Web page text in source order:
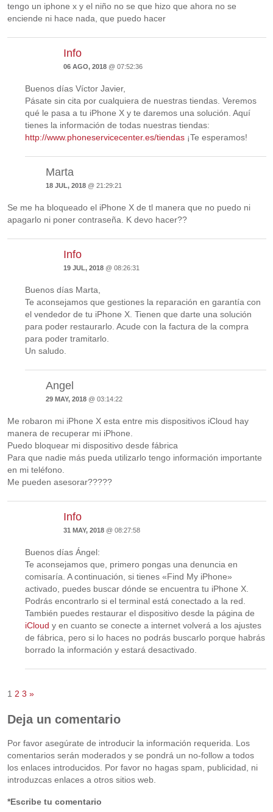
tengo un iphone x y el niño no se que hizo que ahora no se
enciende ni hace nada, que puedo hacer
Info
06 AGO, 2018 @ 07:52:36
Buenos días Víctor Javier,
Pásate sin cita por cualquiera de nuestras tiendas. Veremos
qué le pasa a tu iPhone X y te daremos una solución. Aquí
tienes la información de todas nuestras tiendas:
http://www.phoneservicecenter.es/tiendas ¡Te esperamos!
Marta
18 JUL, 2018@ 21:29:21
Se me ha bloqueado el iPhone X de tl manera que no puedo ni
apagarlo ni poner contraseña. K devo hacer??
Info
19 JUL, 2018 @ 08:26:31
Buenos días Marta,
Te aconsejamos que gestiones la reparación en garantía con
el vendedor de tu iPhone X. Tienen que darte una solución
para poder restaurarlo. Acude con la factura de la compra
para poder tramitarlo.
Un saludo.
Angel
29 MAY, 2018@ 03:14:22
Me robaron mi iPhone X esta entre mis dispositivos iCloud hay
manera de recuperar mi iPhone.
Puedo bloquear mi dispositivo desde fábrica
Para que nadie más pueda utilizarlo tengo información importante
en mi teléfono.
Me pueden asesorar?????
Info
31 MAY, 2018 @ 08:27:58
Buenos días Ángel:
Te aconsejamos que, primero pongas una denuncia en
comisaría. A continuación, si tienes «Find My iPhone»
activado, puedes buscar dónde se encuentra tu iPhone X.
Podrás encontrarlo si el terminal está conectado a la red.
También puedes restaurar el dispositivo desde la página de
iCloud y en cuanto se conecte a internet volverá a los ajustes
de fábrica, pero si lo haces no podrás buscarlo porque habrás
borrado la información y estará desactivado.
1 2 3 »
Deja un comentario
Por favor asegúrate de introducir la información requerida. Los
comentarios serán moderados y se pondrá un no-follow a todos
los enlaces introducidos. Por favor no hagas spam, publicidad, ni
introduzcas enlaces a otros sitios web.
*Escribe tu comentario